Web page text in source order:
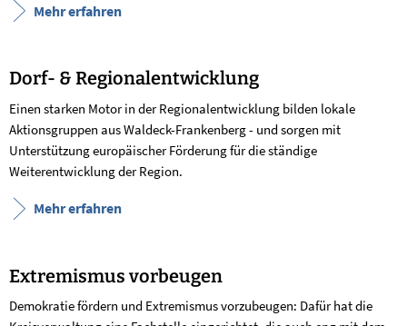
Mehr erfahren
Dorf- & Regionalentwicklung
Einen starken Motor in der Regionalentwicklung bilden lokale
Aktionsgruppen aus Waldeck-Frankenberg - und sorgen mit
Unterstützung europäischer Förderung für die ständige
Weiterentwicklung der Region.
Mehr erfahren
Extremismus vorbeugen
Demokratie fördern und Extremismus vorzubeugen: Dafür hat die